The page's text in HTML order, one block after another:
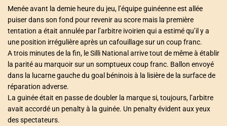
Menée avant la demie heure du jeu, l’équipe guinéenne est allée
puiser dans son fond pour revenir au score mais la première
tentation a était annulée par l’arbitre ivoirien qui a estimé qu’il y a
une position irrégulière après un cafouillage sur un coup franc.
A trois minutes de la fin, le Silli National arrive tout de même à établir
la parité au marquoir sur un somptueux coup franc. Ballon envoyé
dans la lucarne gauche du goal béninois à la lisière de la surface de
réparation adverse.
La guinée était en passe de doubler la marque si, toujours, l’arbitre
avait accordé un penalty à la guinée. Un penalty évident aux yeux
des spectateurs.